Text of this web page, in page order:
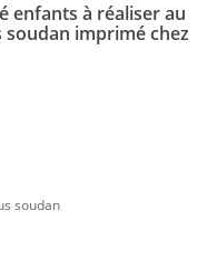
enfants à réaliser au
imprimé chez
soudan